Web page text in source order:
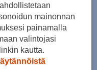
mainonnan
painamalla
valintojasi
kautta.